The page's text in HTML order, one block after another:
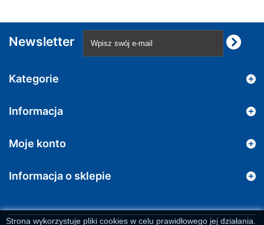
Newsletter
Kategorie
Informacja
Moje konto
Informacja o sklepie
Strona wykorzystuje pliki cookies w celu prawidłowego jej działania.